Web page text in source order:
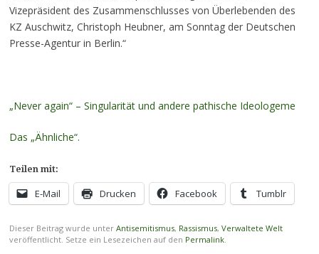
Vizepräsident des Zusammenschlusses von Überlebenden des
KZ Auschwitz, Christoph Heubner, am Sonntag der Deutschen
Presse-Agentur in Berlin.“
„Never again“ – Singularität und andere pathische Ideologeme
Das „Ähnliche“.
Teilen mit:
E-Mail Drucken Facebook Tumblr
Dieser Beitrag wurde unter Antisemitismus, Rassismus, Verwaltete Welt
veröffentlicht. Setze ein Lesezeichen auf den Permalink.